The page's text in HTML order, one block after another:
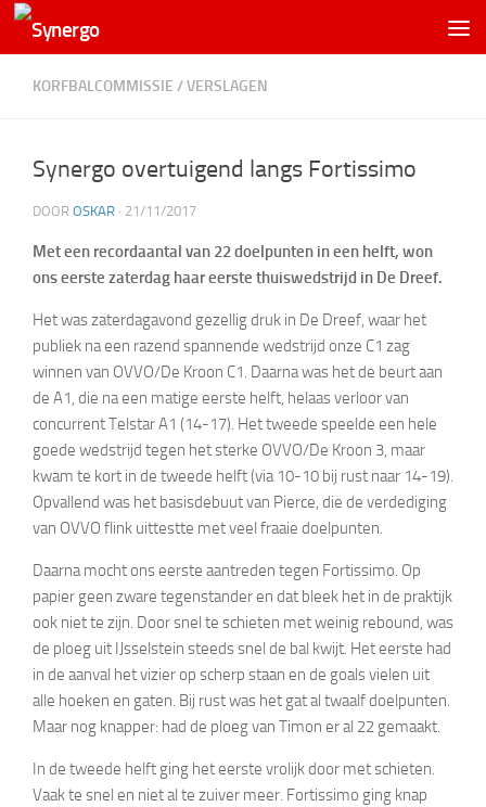
KORFBALCOMMISSIE /VERSLAGEN
Synergo overtuigend langs Fortissimo
DOOR OSKAR · 21/11/2017
Met een recordaantal van 22 doelpunten in een helft, won
ons eerste zaterdag haar eerste thuiswedstrijd in De Dreef.
Het was zaterdagavond gezellig druk in De Dreef, waar het
publiek na een razend spannende wedstrijd onze C1 zag
winnen van OVVO/De Kroon C1. Daarna was het de beurt aan
de A1, die na een matige eerste helft, helaas verloor van
concurrent Telstar A1 (14-17). Het tweede speelde een hele
goede wedstrijd tegen het sterke OVVO/De Kroon 3, maar
kwam te kort in de tweede helft (via 10-10 bij rust naar 14-19).
Opvallend was het basisdebuut van Pierce, die de verdediging
van OVVO flink uittestte met veel fraaie doelpunten.
Daarna mocht ons eerste aantreden tegen Fortissimo. Op
papier geen zware tegenstander en dat bleek het in de praktijk
ook niet te zijn. Door snel te schieten met weinig rebound, was
de ploeg uit IJsselstein steeds snel de bal kwijt. Het eerste had
in de aanval het vizier op scherp staan en de goals vielen uit
alle hoeken en gaten. Bij rust was het gat al twaalf doelpunten.
Maar nog knapper: had de ploeg van Timon er al 22 gemaakt.
In de tweede helft ging het eerste vrolijk door met schieten.
Vaak te snel en niet al te zuiver meer. Fortissimo ging knap